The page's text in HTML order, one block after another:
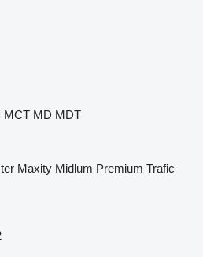
MCT MD MDT
Maxity Midlum Premium Trafic